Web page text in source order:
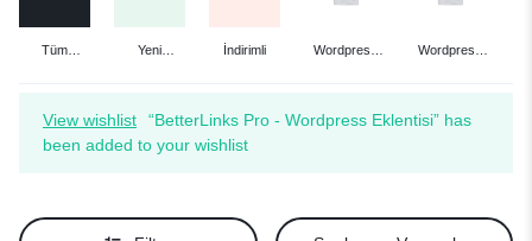
Tüm
Yeni
İndirimli
Wordpress
Wordpress
View wishlist
“BetterLinks Pro - Wordpress Eklentisi” has
been added to your wishlist